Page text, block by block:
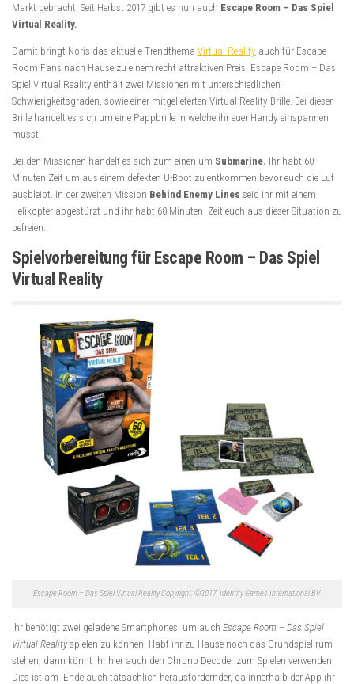
Markt gebracht. Seit Herbst 2017 gibt es nun auch Escape Room – Das Spiel
Virtual Reality.
Damit bringt Noris das aktuelle Trendthema Virtual Reality auch für Escape
Room Fans nach Hause zu einem recht attraktiven Preis. Escape Room – Das
Spiel Virtual Reality enthält zwei Missionen mit unterschiedlichen
Schwierigkeitsgraden, sowie einer mitgelieferten Virtual Reality Brille. Bei dieser
Brille handelt es sich um eine Pappbrille in welche ihr euer Handy einspannen
müsst.
Bei den Missionen handelt es sich zum einen um Submarine. Ihr habt 60
Minuten Zeit um aus einem defekten U-Boot zu entkommen bevor euch die Luf
ausbleibt. In der zweiten Mission Behind Enemy Lines seid ihr mit einem
Helikopter abgestürzt und ihr habt 60 Minuten Zeit euch aus dieser Situation zu
befreien.
Spielvorbereitung für Escape Room – Das Spiel
Virtual Reality
Escape Room – Das Spiel Virtual Reality Copyright: ©2017, Identity Games International BV
Ihr benötigt zwei geladene Smartphones, um auch Escape Room – Das Spiel
Virtual Realityspielen zu können. Habt ihr zu Hause noch das Grundspiel rum
stehen, dann könnt ihr hier auch den Chrono Decoder zum Spielen verwenden.
Dies ist am Ende auch tatsächlich herausfordernder, da innerhalb der App ihr